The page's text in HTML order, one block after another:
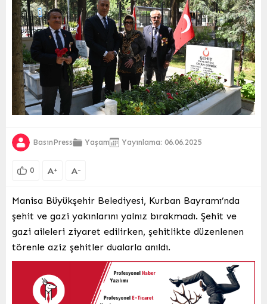
BasınPress Yaşam Yayınlama: 06.06.2025
0 A+ A-
Manisa Büyükşehir Belediyesi, Kurban Bayramı’nda
şehit ve gazi yakınlarını yalnız bırakmadı. Şehit ve
gazi aileleri ziyaret edilirken, şehitlikte düzenlenen
törenle aziz şehitler dualarla anıldı.